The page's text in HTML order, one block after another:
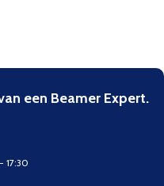
een Beamer Expert.
17:30